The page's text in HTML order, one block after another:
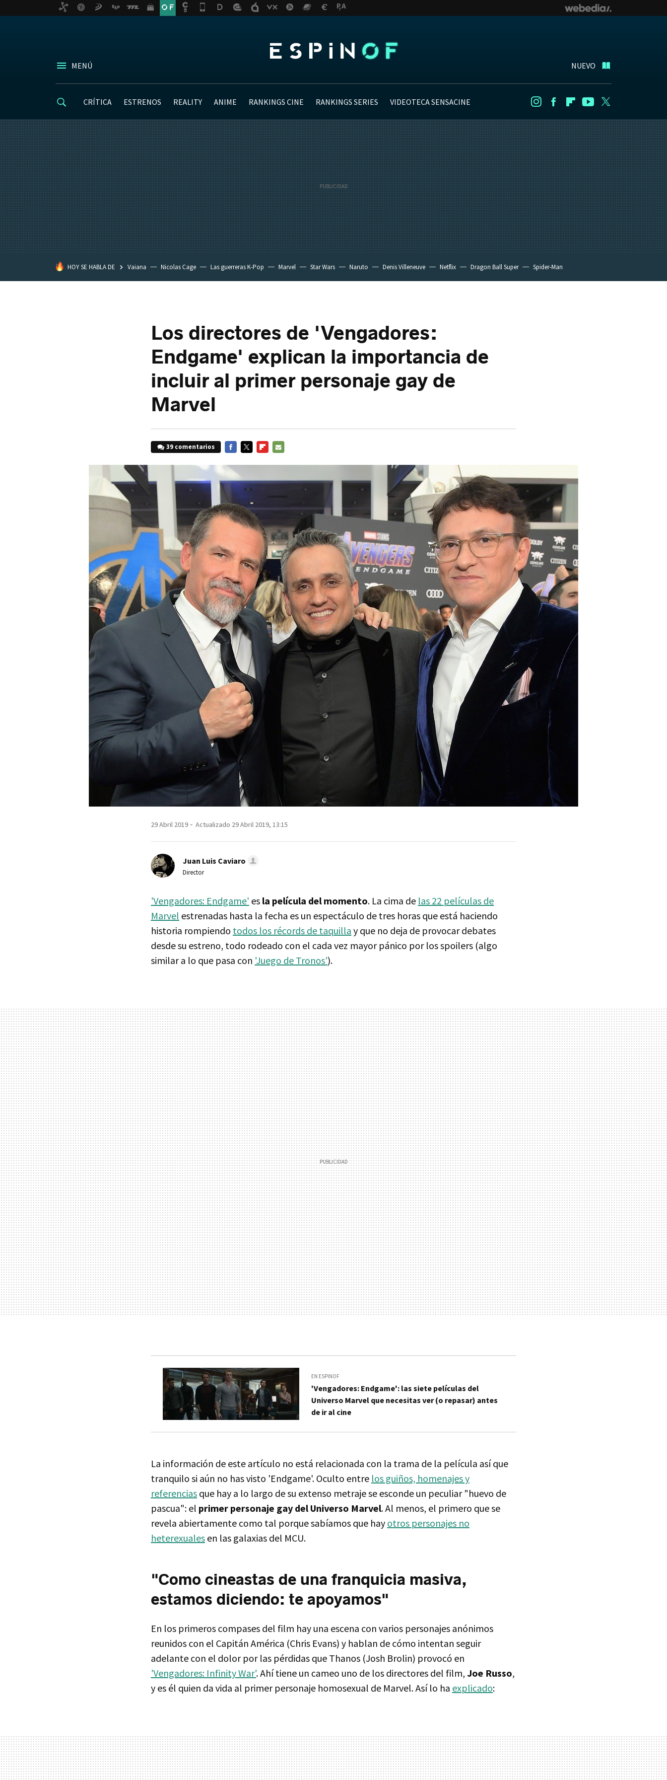
MENÚ NUEVO
CRÍTICA ESTRENOS REALITY ANIME RANKINGS CINE RANKINGS SERIES VIDEOTECA SENSACINE InstagramFacebookFlipboard
Youtube
HOY SE HABLA DE Vaiana Nicolas Cage Las guerreras K-Pop Marvel Star Wars Naruto Denis Villeneuve Netflix Dragon Ball Super Spider-Man
Los directores de 'Vengadores:
Endgame' explican la importancia de
incluir al primer personaje gay de
Marvel
39 comentarios
29 Abril 2019 Actualizado 29 Abril 2019, 13:15
Juan Luis Caviaro
Director
'Vengadores: Endgame' es la película del momento. La cima de las 22 películas de
Marvel estrenadas hasta la fecha es un espectáculo de tres horas que está haciendo
historia rompiendo todos los récords de taquilla y que no deja de provocar debates
desde su estreno, todo rodeado con el cada vez mayor pánico por los spoilers (algo
similar a lo que pasa con 'Juego de Tronos').
EN ESPINOF
'Vengadores: Endgame': las siete películas del
Universo Marvel que necesitas ver (o repasar) antes
de ir al cine
La información de este artículo no está relacionada con la trama de la película así que
tranquilo si aún no has visto 'Endgame'. Oculto entre los guiños, homenajes y
referencias que hay a lo largo de su extenso metraje se esconde un peculiar "huevo de
pascua": el primer personaje gay del Universo Marvel. Al menos, el primero que se
revela abiertamente como tal porque sabíamos que hay otros personajes no
heterexuales en las galaxias del MCU.
"Como cineastas de una franquicia masiva,
estamos diciendo: te apoyamos"
En los primeros compases del film hay una escena con varios personajes anónimos
reunidos con el Capitán América (Chris Evans) y hablan de cómo intentan seguir
adelante con el dolor por las pérdidas que Thanos (Josh Brolin) provocó en
'Vengadores: Infinity War'. Ahí tiene un cameo uno de los directores del film, Joe Russo,
y es él quien da vida al primer personaje homosexual de Marvel. Así lo ha explicado: